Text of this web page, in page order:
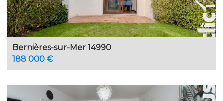
Bernières-sur-Mer 14990
188 000 €